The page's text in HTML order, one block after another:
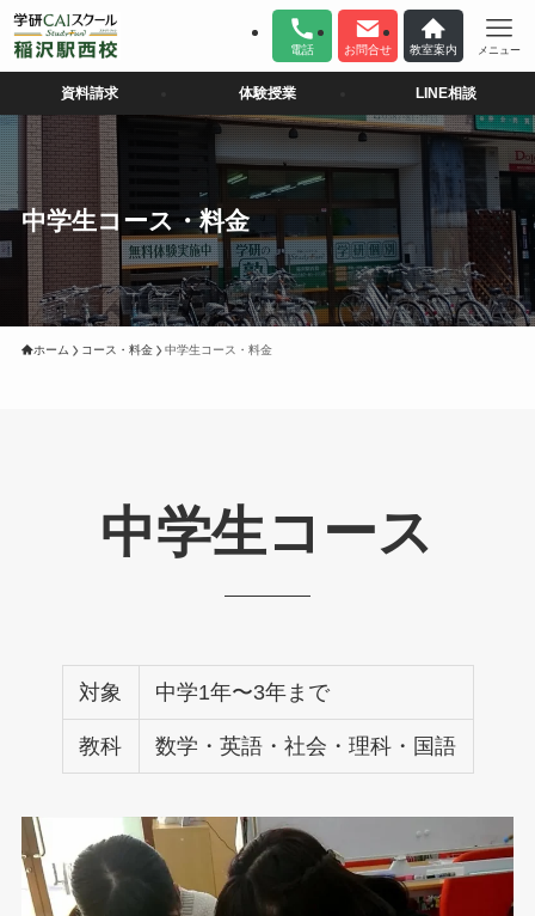
電話 お問合せ 教室案内 メニュー
資料請求 体験授業 LINE相談
中学生コース・料金
ホーム コース・料金 中学生コース・料金
中学生コース
対象 中学1年〜3年まで
教科 数学・英語・社会・理科・国語